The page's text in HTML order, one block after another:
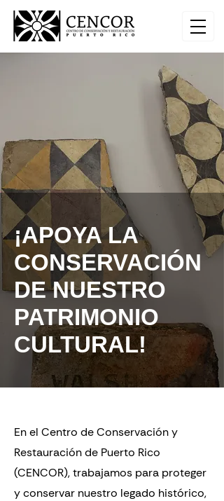
¡APOYA LA
CONSERVACIÓN
DE NUESTRO
PATRIMONIO
CULTURAL!
En el Centro de Conservación y
Restauración de Puerto Rico
(CENCOR), trabajamos para proteger
y conservar nuestro legado histórico,